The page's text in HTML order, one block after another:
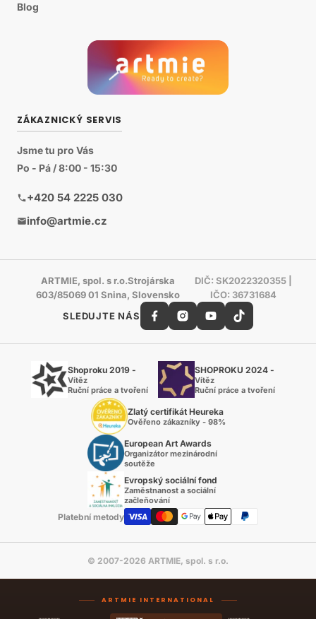
Blog
ZÁKAZNICKÝ SERVIS
Jsme tu pro Vás
Po - Pá / 8:00 - 15:30
+420 54 2225 030
info@artmie.cz
ARTMIE, spol. s r.o.Strojárska
603/85069 01 Snina, Slovensko
DIČ: SK2022320355 |
IČO: 36731684
SLEDUJTE NÁS
Shoproku 2019 -
Vítěz
Ruční práce a tvoření
SHOPROKU 2024 -
Vítěz
Ruční práce a tvoření
Zlatý certifikát Heureka
Ověřeno zákazníky - 98%
European Art Awards
Organizátor mezinárodní
soutěže
Evropský sociální fond
Zaměstnanost a sociální
začleňování
Platební metody
© 2007-2026 ARTMIE, spol. s r.o.
ARTMIE INTERNATIONAL